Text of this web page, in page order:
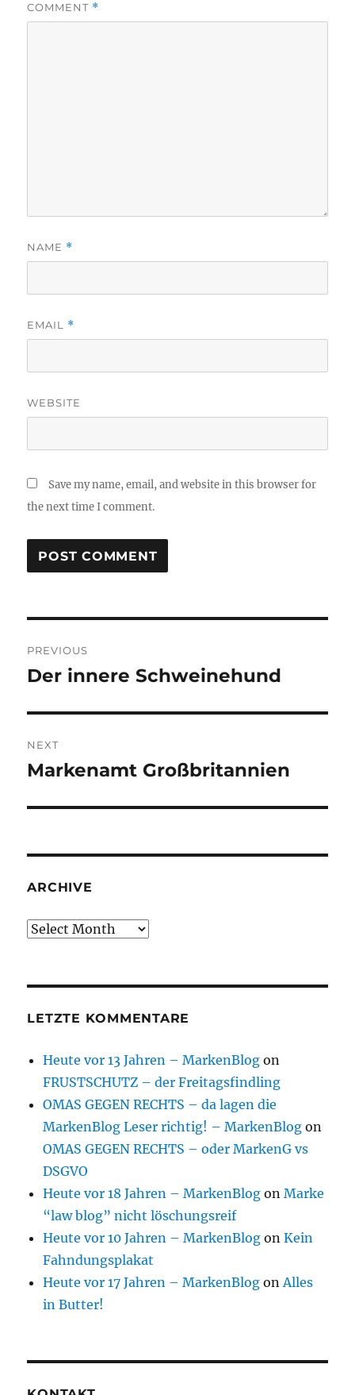
COMMENT *
NAME *
EMAIL *
WEBSITE
Save my name, email, and website in this browser for
the next time I comment.
navigation
PREVIOUS
Previous
Der innere Schweinehund
NEXT
Next
Markenamt Großbritannien
ARCHIVE
Archive
LETZTE KOMMENTARE
Heute vor 13 Jahren – MarkenBlog on
FRUSTSCHUTZ – der Freitagsfindling
OMAS GEGEN RECHTS – da lagen die
MarkenBlog Leser richtig! – MarkenBlog on
OMAS GEGEN RECHTS – oder MarkenG vs
DSGVO
Heute vor 18 Jahren – MarkenBlog onMarke
“law blog” nicht löschungsreif
Heute vor 10 Jahren – MarkenBlog onKein
Fahndungsplakat
Heute vor 17 Jahren – MarkenBlog onAlles
in Butter!